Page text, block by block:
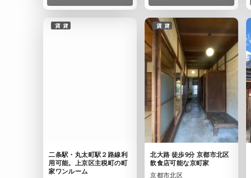
賃貸
二条駅・丸太町駅２路線利
用可能。上京区主税町の町
家ワンルーム
賃貸
北⼤路 徒歩9分 京都市北区
飲食店可能な京町家
京都市北区